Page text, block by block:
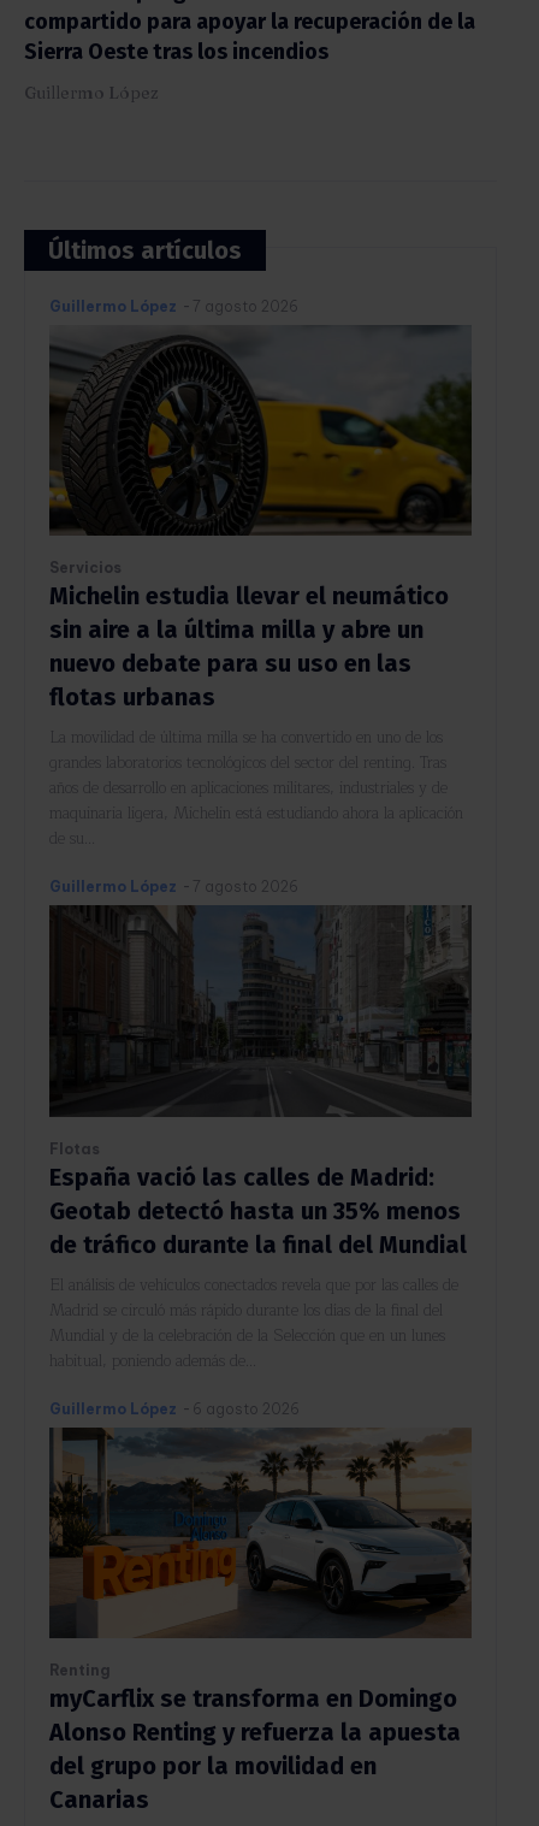
compartido para apoyar la recuperación de la
Sierra Oeste tras los incendios
Guillermo López
Últimos artículos
Guillermo López - 7 agosto 2026
Servicios
Michelin estudia llevar el neumático
sin aire a la última milla y abre un
nuevo debate para su uso en las
flotas urbanas
La movilidad de última milla se ha convertido en uno de los
grandes laboratorios tecnológicos del sector del renting. Tras
años de desarrollo en aplicaciones militares, industriales y de
maquinaria ligera, Michelin está estudiando ahora la aplicación
de su...
Guillermo López - 7 agosto 2026
Flotas
España vació las calles de Madrid:
Geotab detectó hasta un 35% menos
de tráfico durante la final del Mundial
El análisis de vehículos conectados revela que por las calles de
Madrid se circuló más rápido durante los días de la final del
Mundial y de la celebración de la Selección que en un lunes
habitual, poniendo además de...
Guillermo López - 6 agosto 2026
Renting
myCarflix se transforma en Domingo
Alonso Renting y refuerza la apuesta
del grupo por la movilidad en
Canarias